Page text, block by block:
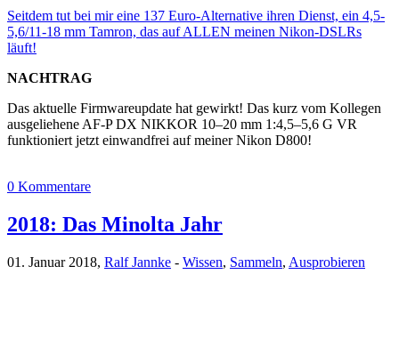
Seitdem tut bei mir eine 137 Euro-Alternative ihren Dienst, ein 4,5-
5,6/11-18 mm Tamron, das auf ALLEN meinen Nikon-DSLRs
läuft!
NACHTRAG
Das aktuelle Firmwareupdate hat gewirkt! Das kurz vom Kollegen
ausgeliehene AF-P DX NIKKOR 10–20 mm 1:4,5–5,6 G VR
funktioniert jetzt einwandfrei auf meiner Nikon D800!
0 Kommentare
2018: Das Minolta Jahr
01. Januar 2018, Ralf Jannke - Wissen, Sammeln, Ausprobieren